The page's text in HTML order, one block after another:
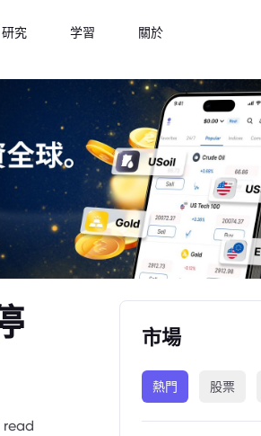
研究 学習 關於
read
市場
熱門 股票